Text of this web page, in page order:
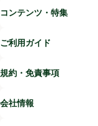
コンテンツ・特集
ご利用ガイド
規約・免責事項
会社情報